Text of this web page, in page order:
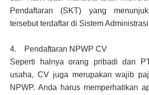
Pendaftaran (SKT) yang
tersebut terdaftar di Sistem
4. Pendaftaran NPWP CV
Seperti halnya orang pribadi dan
usaha, CV juga merupakan wajib
NPWP. Anda harus memperhatikan